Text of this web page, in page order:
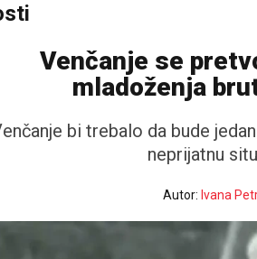
Venčanje se
mladoženja
bi trebalo da bude
neprijatnu
Autor: Ivana